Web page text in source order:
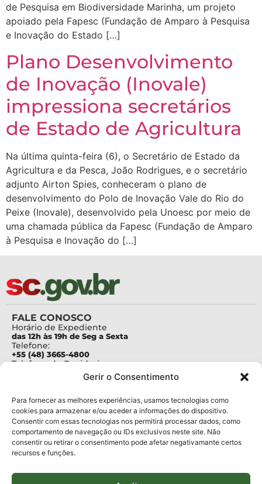
Gerir o Consentimento
Para fornecer as melhores experiências, usamos tecnologias como
cookies para armazenar e/ou aceder a informações do dispositivo.
Consentir com essas tecnologias nos permitirá processar dados, como
comportamento de navegação ou IDs exclusivos neste site. Não
consentir ou retirar o consentimento pode afetar negativamante certos
recursos e funções.
de Pesquisa em Biodiversidade Marinha, um projeto
apoiado pela Fapesc (Fundação de Amparo à Pesquisa
e Inovação do Estado […]
Plano Desenvolvimento
de Inovação (Inovale)
impressiona secretários
de Estado de Agricultura
Na última quinta-feira (6), o Secretário de Estado da
Agricultura e da Pesca, João Rodrigues, e o secretário
adjunto Airton Spies, conheceram o plano de
desenvolvimento do Polo de Inovação Vale do Rio do
Peixe (Inovale), desenvolvido pela Unoesc por meio de
uma chamada pública da Fapesc (Fundação de Amparo
à Pesquisa e Inovação do […]
FALE CONOSCO
Horário de Expediente
das 12h às 19h de Seg a Sexta
Telefone:
+55 (48) 3665-4800
Telefone da Ouvidoria
Para assuntos relacionados à Pesquisa
pesquisa@fapesc.sc.gov.br
Para assuntos relacionados à Inovação
inovacao@fapesc.sc.gov.br
Para assuntos relacionados à Bolsas
bolsas@fapesc.sc.gov.br
Para assuntos relacionados à Prestação de Contas
Para assuntos relacionados à Plataforma
plataforma@fapesc.sc.gov.br